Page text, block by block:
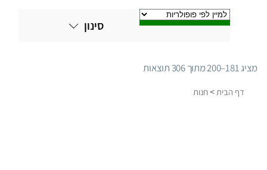
סינון
מציג 181–200 מתוך 306 תוצאות
ממוין
דף הבית>חנות